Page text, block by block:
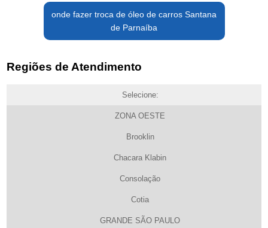
onde fazer troca de óleo de carros Santana
de Parnaíba
Regiões de Atendimento
Selecione:
ZONA OESTE
Brooklin
Chacara Klabin
Consolação
Cotia
GRANDE SÃO PAULO